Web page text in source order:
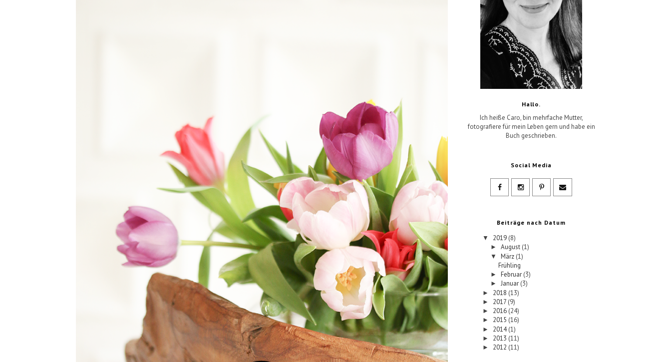
Hallo.
Ich heiße Caro, bin mehrfache Mutter,
fotografiere für mein Leben gern und habe ein
Buch geschrieben.
Social Media
Beiträge nach Datum
▼ 2019 (8)
► August (1)
▼ März (1)
Frühling
► Februar (3)
► Januar (3)
► 2018 (13)
► 2017 (9)
► 2016 (24)
► 2015 (16)
► 2014(1)
► 2013 (11)
► 2012 (11)